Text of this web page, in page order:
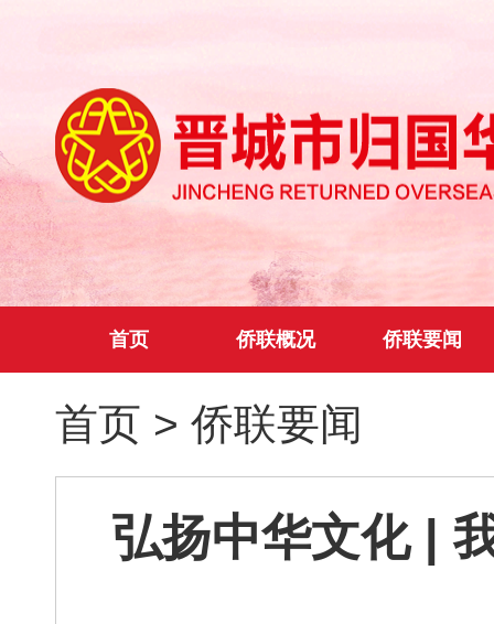
首页 侨联概况 侨联要闻
首页 > 侨联要闻
弘扬中华文化 |